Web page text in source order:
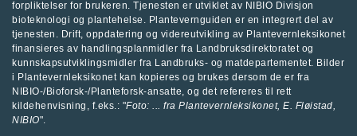
forpliktelser for brukeren. Tjenesten er utviklet av NIBIO Divisjon
bioteknologi og plantehelse . Plantevernguiden er en integrert del av
tjenesten. Drift, oppdatering og videreutvikling av Plantevernleksikonet
finansieres av handlingsplanmidler fra Landbruksdirektoratetog
kunnskapsutviklingsmidler fra Landbruks- og matdepartementet. Bilder
i Plantevernleksikonet kan kopieres og brukes dersom de er fra
NIBIO-/Bioforsk-/Planteforsk-ansatte, og det refereres til rett
kildehenvisning, f.eks.: "Foto: ... fra Plantevernleksikonet, E. Fløistad,
NIBIO".